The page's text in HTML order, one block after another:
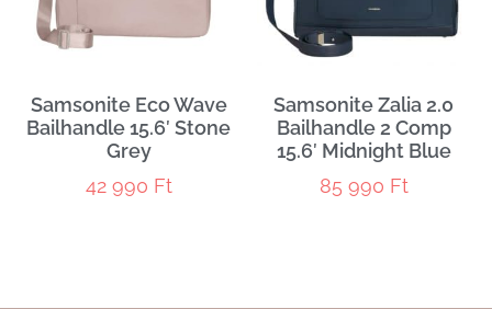
Samsonite Eco Wave
Bailhandle 15.6′ Stone
Grey
42 990 Ft
Samsonite Zalia 2.0
Bailhandle 2 Comp
15.6′ Midnight Blue
85 990 Ft